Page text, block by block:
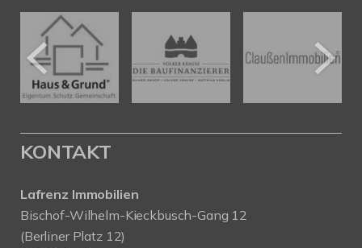
KONTAKT
Lafrenz Immobilien
Bischof-Wilhelm-Kieckbusch-Gang 12
(Berliner Platz 12)